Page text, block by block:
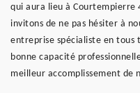
qui aura lieu à Courtempierre
invitons de ne pas hésiter à
entreprise spécialiste en tous
bonne capacité
meilleur accomplissement de